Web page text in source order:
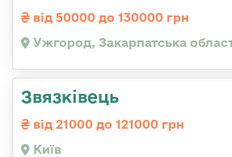
від 50000 до 130000 грн
Ужгород, Закарпатська
Звязківець
від 21000 до 121000 грн
Київ